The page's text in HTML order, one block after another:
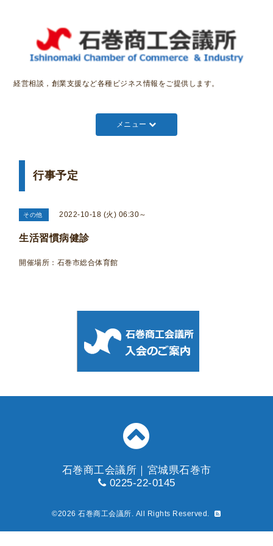
経営相談，創業支援など各種ビジネス情報をご提供します。
メニュー
行事予定
その他 2022-10-18 (火) 06:30～
生活習慣病健診
開催場所：石巻市総合体育館
石巻商工会議所｜宮城県石巻市
0225-22-0145
©2026石巻商工会議所. All Rights Reserved.